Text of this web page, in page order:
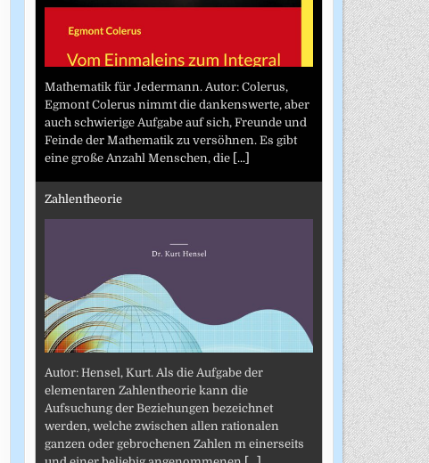
Mathematik für Jedermann. Autor: Colerus,
Egmont Colerus nimmt die dankenswerte, aber
auch schwierige Aufgabe auf sich, Freunde und
Feinde der Mathematik zu versöhnen. Es gibt
eine große Anzahl Menschen, die [...]
Zahlentheorie
Autor: Hensel, Kurt. Als die Aufgabe der
elementaren Zahlentheorie kann die
Aufsuchung der Beziehungen bezeichnet
werden, welche zwischen allen rationalen
ganzen oder gebrochenen Zahlen m einerseits